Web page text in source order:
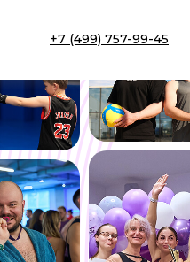
+7 (499) 757-99-45